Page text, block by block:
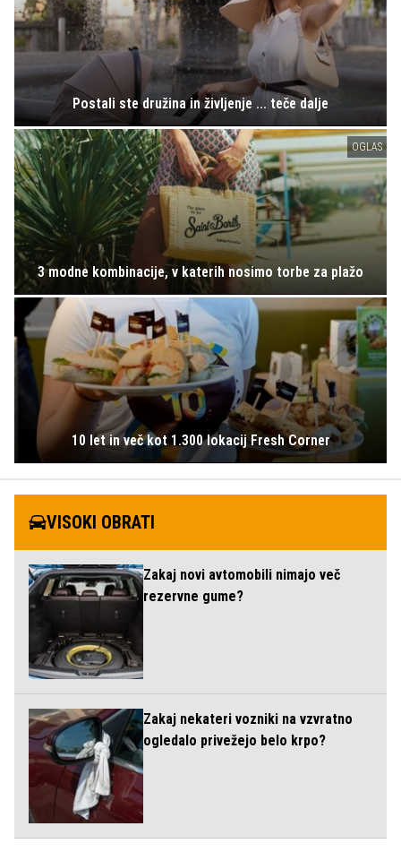
Postali ste družina in življenje ... teče dalje
OGLAS
3 modne kombinacije, v katerih nosimo torbe za plažo
10 let in več kot 1.300 lokacij Fresh Corner
VISOKI OBRATI
Zakaj novi avtomobili nimajo več
rezervne gume?
Zakaj nekateri vozniki na vzvratno
ogledalo privežejo belo krpo?